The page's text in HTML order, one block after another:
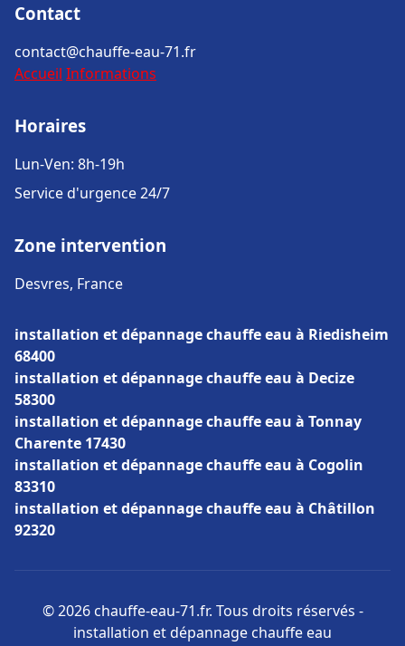
Contact
contact@chauffe-eau-71.fr
Accueil Informations
Horaires
Lun-Ven: 8h-19h
Service d'urgence 24/7
Zone intervention
Desvres, France
installation et dépannage chauffe eau à Riedisheim
68400
installation et dépannage chauffe eau à Decize
58300
installation et dépannage chauffe eau à Tonnay
Charente 17430
installation et dépannage chauffe eau à Cogolin
83310
installation et dépannage chauffe eau à Châtillon
92320
© 2026 chauffe-eau-71.fr. Tous droits réservés -
installation et dépannage chauffe eau